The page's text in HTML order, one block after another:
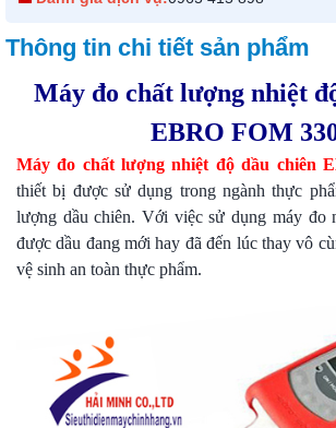
Thông tin chi tiết sản phẩm
Máy đo chất lượng nhiệt
EBRO FOM
Máy đo chất lượng nhiệt độ dầu chiên
thiết bị được sử dụng trong ngành thực
lượng dầu chiên. Với việc sử dụng máy đo
được dầu đang mới hay đã đến lúc thay vô
vệ sinh an toàn thực phẩm.